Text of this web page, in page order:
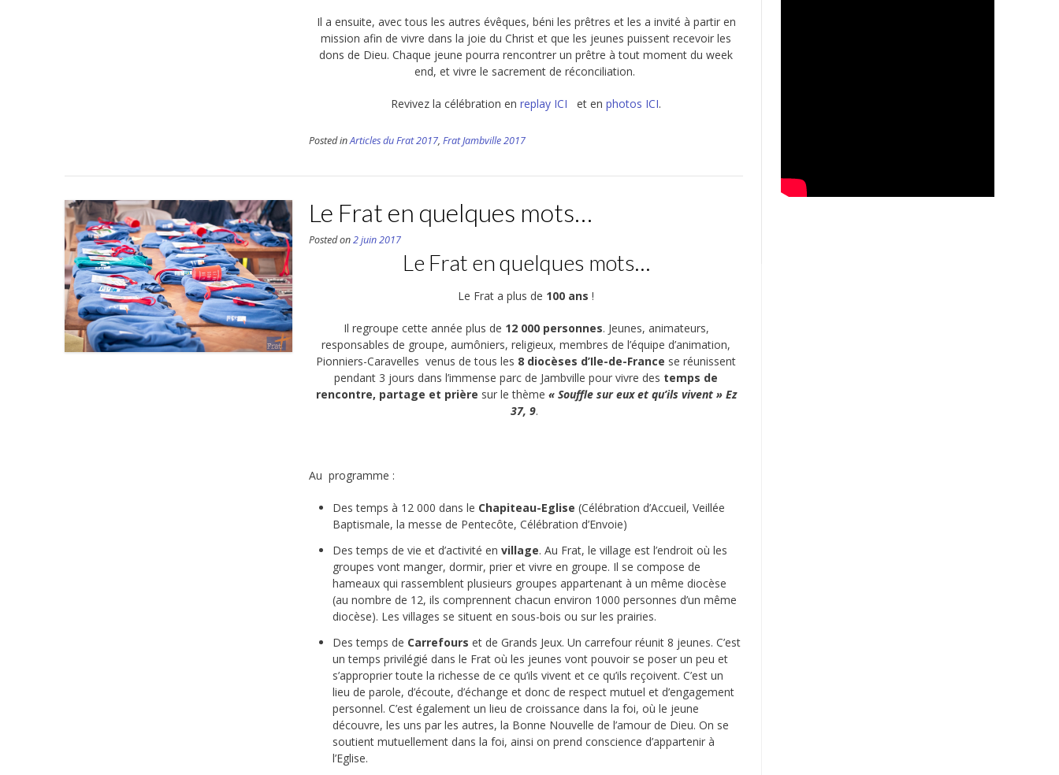
Il a ensuite, avec tous les autres évêques, béni les prêtres et les a invité à partir en
mission afin de vivre dans la joie du Christ et que les jeunes puissent recevoir les
dons de Dieu. Chaque jeune pourra rencontrer un prêtre à tout moment du week
end, et vivre le sacrement de réconciliation.
Revivez la célébration enreplay ICI et enphotos ICI.
Posted inArticles du Frat 2017,Frat Jambville 2017
Le Frat en quelques mots…
Posted on2 juin 2017
Le Frat en quelques mots…
Le Frat a plus de 100 ans !
Il regroupe cette année plus de 12 000 personnes. Jeunes, animateurs,
responsables de groupe, aumôniers, religieux, membres de l’équipe d’animation,
Pionniers-Caravelles venus de tous les 8 diocèses d’Ile-de-France se réunissent
pendant 3 jours dans l’immense parc de Jambville pour vivre des temps de
rencontre, partage et prière sur le thème « Souffle sur eux et qu’ils vivent » Ez
37, 9.
Au programme :
Des temps à 12 000 dans le Chapiteau-Eglise (Célébration d’Accueil, Veillée
Baptismale, la messe de Pentecôte, Célébration d’Envoie)
Des temps de vie et d’activité envillage. Au Frat, le village est l’endroit où les
groupes vont manger, dormir, prier et vivre en groupe. Il se compose de
hameaux qui rassemblent plusieurs groupes appartenant à un même diocèse
(au nombre de 12, ils comprennent chacun environ 1000 personnes d’un même
diocèse). Les villages se situent en sous-bois ou sur les prairies.
Des temps de Carrefours et de Grands Jeux. Un carrefour réunit 8 jeunes. C’est
un temps privilégié dans le Frat où les jeunes vont pouvoir se poser un peu et
s’approprier toute la richesse de ce qu’ils vivent et ce qu’ils reçoivent. C’est un
lieu de parole, d’écoute, d’échange et donc de respect mutuel et d’engagement
personnel. C’est également un lieu de croissance dans la foi, où le jeune
découvre, les uns par les autres, la Bonne Nouvelle de l’amour de Dieu. On se
soutient mutuellement dans la foi, ainsi on prend conscience d’appartenir à
l’Eglise.